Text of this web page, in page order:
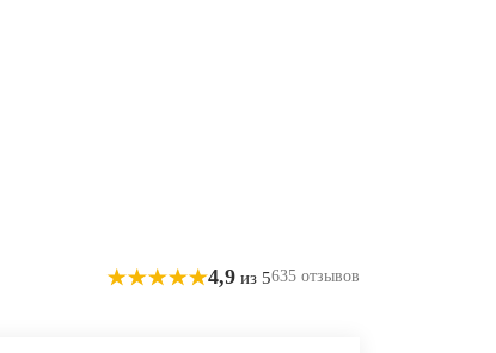
4,9 из 5635 отзывов